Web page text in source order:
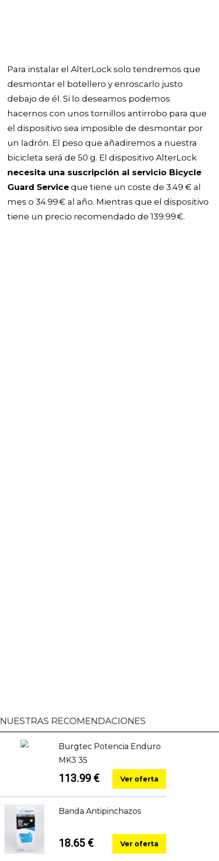
Para instalar el AlterLock solo tendremos que
desmontar el botellero y enroscarlo justo
debajo de él. Si lo deseamos podemos
hacernos con unos tornillos antirrobo para que
el dispositivo sea imposible de desmontar por
un ladrón. El peso que añadiremos a nuestra
bicicleta será de 50 g. El dispositivo AlterLock
necesita una suscripción al servicio Bicycle
Guard Service que tiene un coste de 3.49 € al
mes o 34.99 € al año. Mientras que el dispositivo
tiene un precio recomendado de 139.99 €.
NUESTRAS RECOMENDACIONES
Burgtec Potencia Enduro
MK3 35
113.99 € Ver oferta
Banda Antipinchazos
18.65 € Ver oferta